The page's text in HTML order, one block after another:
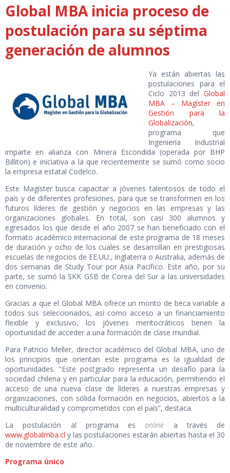
Global MBA inicia proceso de
postulación para su séptima
generación de alumnos
Ya están abiertas las
postulaciones para el
Ciclo 2013 del Global
MBA – Magíster en
Gestión para la
Globalización,
programa que
Ingeniería Industrial
imparte en alianza con Minera Escondida (operada por BHP
Billiton) e iniciativa a la que recientemente se sumó como socio
la empresa estatal Codelco.
Este Magíster busca capacitar a jóvenes talentosos de todo el
país y de diferentes profesiones, para que se transformen en los
futuros líderes de gestión y negocios en las empresas y las
organizaciones globales. En total, son casi 300 alumnos y
egresados los que desde el año 2007 se han beneficiado con el
formato académico internacional de este programa de 18 meses
de duración y ocho de los cuales se desarrollan en prestigiosas
escuelas de negocios de EE.UU., Inglaterra o Australia, además de
dos semanas de Study Tour por Asia Pacífico. Este año, por su
parte, se sumó la SKK GSB de Corea del Sur a las universidades
en convenio.
Gracias a que el Global MBA ofrece un monto de beca variable a
todos sus seleccionados, así como acceso a un financiamiento
flexible y exclusivo, los jóvenes meritocráticos tienen la
oportunidad de acceder a una formación de clase mundial.
Para Patricio Meller, director académico del Global MBA, uno de
los principios que orientan este programa es la igualdad de
oportunidades. “Este postgrado representa un desafío para la
sociedad chilena y en particular para la educación, permitiendo el
acceso de una nueva clase de líderes a nuestras empresas y
organizaciones, con sólida formación en negocios, abiertos a la
multiculturalidad y comprometidos con el país”, destaca.
La postulación al programa esonline a través de
www.globalmba.cl y las postulaciones estarán abiertas hasta el 30
de noviembre de este año.
Programa único